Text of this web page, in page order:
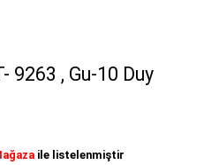
9263 , Gu-10 Duy
ile listelenmiştir